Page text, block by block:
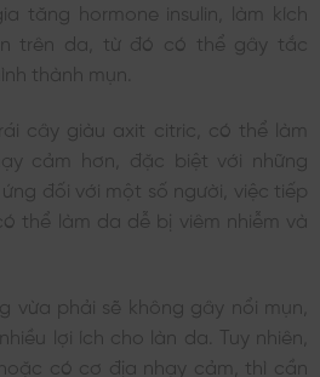
tăng hormone insulin, làm kích
trên da, từ đó có thể gây tắc
thành mụn.
cây giàu axit citric, có thể làm
cảm hơn, đặc biệt với những
đối với một số người, việc tiếp
thể làm da dễ bị viêm nhiễm và
vừa phải sẽ không gây nổi mụn,
lợi ích cho làn da. Tuy nhiên,
có cơ địa nhạy cảm, thì cần